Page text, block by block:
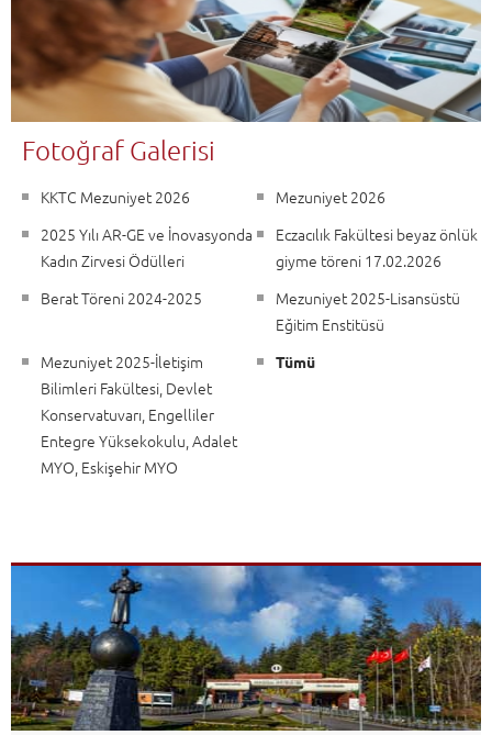
Fotoğraf Galerisi
KKTC Mezuniyet 2026
Mezuniyet 2026
2025 Yılı AR-GE ve İnovasyonda
Kadın Zirvesi Ödülleri
Eczacılık Fakültesi beyaz önlük
giyme töreni 17.02.2026
Berat Töreni 2024-2025
Mezuniyet 2025-Lisansüstü
Eğitim Enstitüsü
Mezuniyet 2025-İletişim
Bilimleri Fakültesi, Devlet
Konservatuvarı, Engelliler
Entegre Yüksekokulu, Adalet
MYO, Eskişehir MYO
Tümü